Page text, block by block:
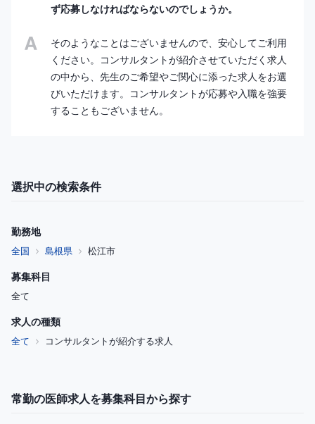
ず応募しなければならないのでしょうか。
そのようなことはございませんので、安心してご利用
ください。コンサルタントが紹介させていただく求人
の中から、先生のご希望やご関心に添った求人をお選
びいただけます。コンサルタントが応募や入職を強要
することもございません。
選択中の検索条件
勤務地
全国 島根県 松江市
募集科目
全て
求人の種類
全て コンサルタントが紹介する求人
常勤の医師求人を募集科目から探す